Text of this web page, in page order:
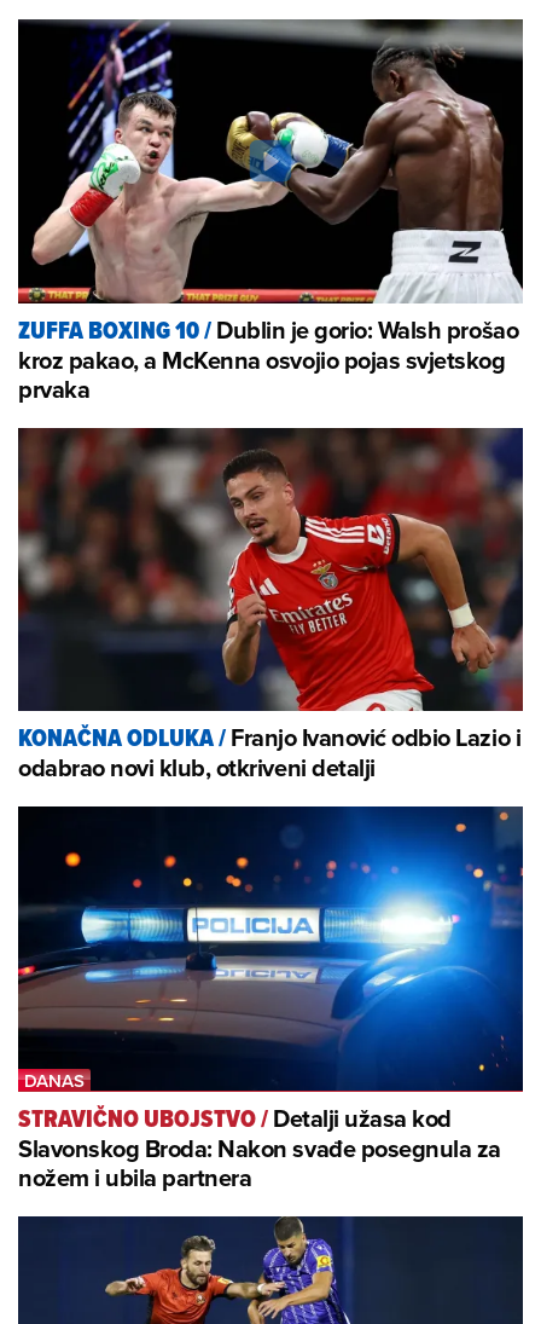
ZUFFA BOXING 10/Dublin je gorio: Walsh prošao
kroz pakao, a McKenna osvojio pojas svjetskog
prvaka
KONAČNA ODLUKA/Franjo Ivanović odbio Lazio i
odabrao novi klub, otkriveni detalji
STRAVIČNO UBOJSTVO/Detalji užasa kod
Slavonskog Broda: Nakon svađe posegnula za
nožem i ubila partnera